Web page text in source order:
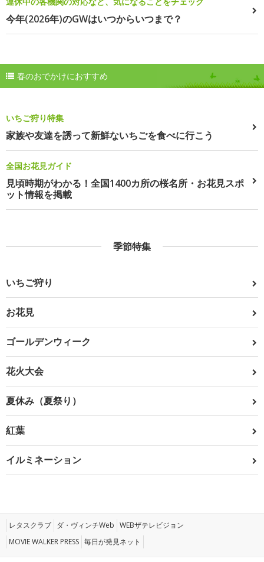
今年(2026年)のGWはいつからいつまで？
春のおでかけにおすすめ
いちご狩り特集
家族や友達を誘って新鮮ないちごを食べに行こう
全国お花見ガイド
見頃時期がわかる！全国1400カ所の桜名所・お花見スポ
ット情報を掲載
季節特集
いちご狩り
お花見
ゴールデンウィーク
花火大会
夏休み（夏祭り）
紅葉
イルミネーション
レタスクラブ ダ・ヴィンチWeb WEBザテレビジョン
MOVIE WALKER PRESS 毎日が発見ネット